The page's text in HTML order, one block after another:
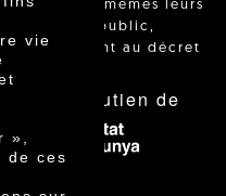
vie
»,
de ces
vendent eux-mêmes leurs
produits au public,
conformément au décret
Avec le soutien de